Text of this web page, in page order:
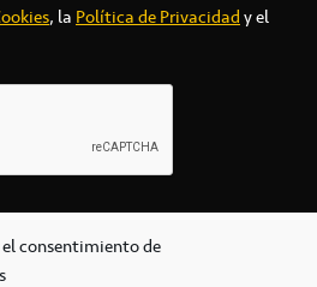
consentimiento de
, laPolítica de Privacidady el